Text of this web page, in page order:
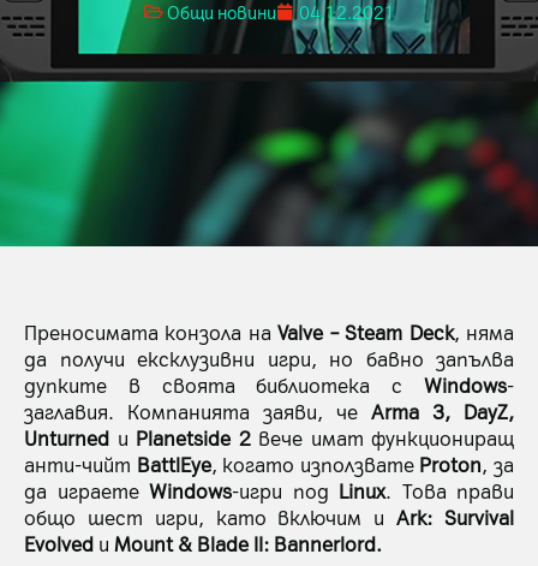
Общи новини 04.12.2021
Преносимата конзола наValve – Steam Deck, няма
да получи ексклузивни игри, но бавно запълва
дупките в своята библиотека с Windows-
заглавия. Компанията заяви, че Arma 3, DayZ,
Unturned и Planetside 2вече имат функциониращ
анти-чийт BattlEye, когато използвате Proton, за
да играете Windows-игри под Linux. Това прави
общо шест игри, като включим иArk: Survival
Evolved и Mount & Blade II: Bannerlord.